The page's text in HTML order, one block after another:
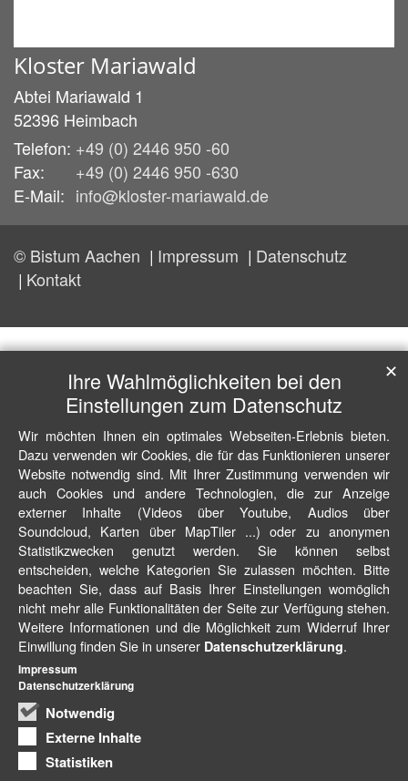
Kloster Mariawald
Abtei Mariawald 1
52396 Heimbach
Telefon: +49 (0) 2446 950 -60
Fax:
+49 (0) 2446 950 -630
E-Mail: info@kloster-mariawald.de
© Bistum Aachen Impressum
Datenschutz
Kontakt
Ihre Wahlmöglichkeiten bei den
Einstellungen zum Datenschutz
Wir möchten Ihnen ein optimales Webseiten-Erlebnis bieten.
Dazu verwenden wir Cookies, die für das Funktionieren unserer
Website notwendig sind. Mit Ihrer Zustimmung verwenden wir
auch Cookies und andere Technologien, die zur Anzeige
externer Inhalte (Videos über Youtube, Audios über
Soundcloud, Karten über MapTiler ...) oder zu anonymen
Statistikzwecken genutzt werden. Sie können selbst
entscheiden, welche Kategorien Sie zulassen möchten. Bitte
beachten Sie, dass auf Basis Ihrer Einstellungen womöglich
nicht mehr alle Funktionalitäten der Seite zur Verfügung stehen.
Weitere Informationen und die Möglichkeit zum Widerruf Ihrer
Einwillung finden Sie in unserer Datenschutzerklärung.
Notwendig
Externe Inhalte
Statistiken
✕
Impressum
Datenschutzerklärung